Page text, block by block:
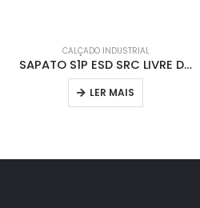
CALÇADO INDUSTRIAL
SAPATO S1P ESD SRC LIVRE DE M 707007R
LER MAIS